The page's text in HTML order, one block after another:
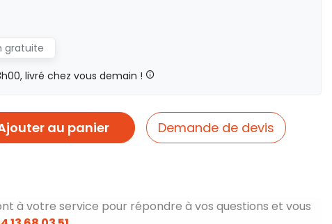
gratuite
livré chez vous demain !
au panier Demande de devis
à votre service pour répondre à vos questions et vous